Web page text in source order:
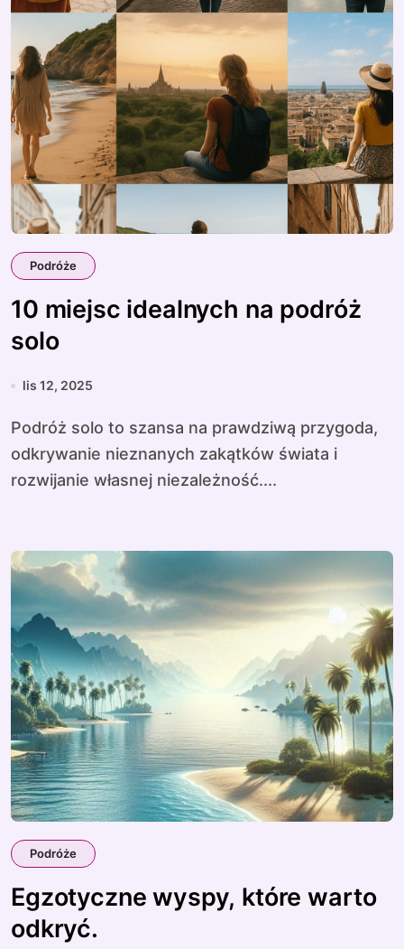
Podróże
10 miejsc idealnych na podróż
solo
lis 12, 2025
Podróż solo to szansa na prawdziwą przygoda,
odkrywanie nieznanych zakątków świata i
rozwijanie własnej niezależność....
Podróże
Egzotyczne wyspy, które warto
odkryć.